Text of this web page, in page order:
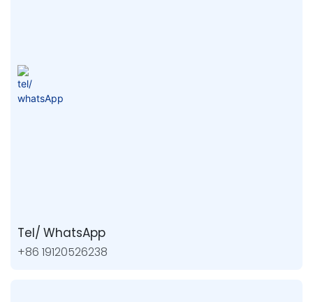
Tel/ WhatsApp
+86 19120526238